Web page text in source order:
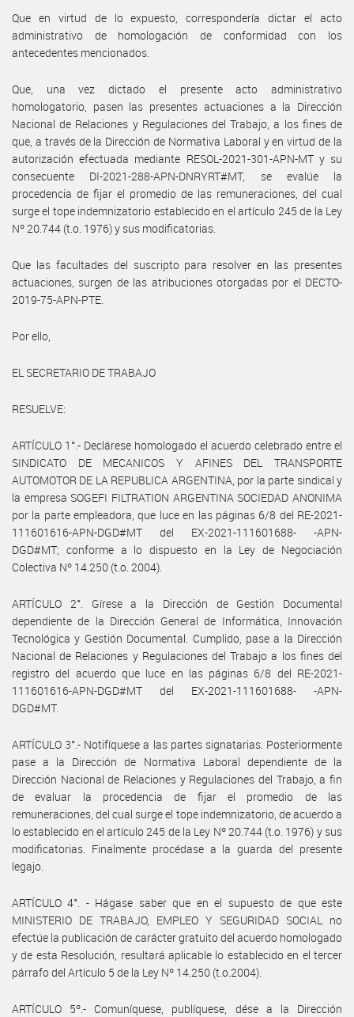
Que en virtud de lo expuesto, correspondería dictar el acto
administrativo de homologación de conformidad con los
antecedentes mencionados.
Que, una vez dictado el presente acto administrativo
homologatorio, pasen las presentes actuaciones a la Dirección
Nacional de Relaciones y Regulaciones del Trabajo, a los fines de
que, a través de la Dirección de Normativa Laboral y en virtud de la
autorización efectuada mediante RESOL-2021-301-APN-MT y su
consecuente DI-2021-288-APN-DNRYRT#MT, se evalúe la
procedencia de fijar el promedio de las remuneraciones, del cual
surge el tope indemnizatorio establecido en el artículo 245 de la Ley
Nº 20.744 (t.o. 1976) y sus modificatorias.
Que las facultades del suscripto para resolver en las presentes
actuaciones, surgen de las atribuciones otorgadas por el DECTO-
2019-75-APN-PTE.
Por ello,
EL SECRETARIO DE TRABAJO
RESUELVE:
ARTÍCULO 1°.- Declárese homologado el acuerdo celebrado entre el
SINDICATO DE MECANICOS Y AFINES DEL TRANSPORTE
AUTOMOTOR DE LA REPUBLICA ARGENTINA, por la parte sindical y
la empresa SOGEFI FILTRATION ARGENTINA SOCIEDAD ANONIMA
por la parte empleadora, que luce en las páginas 6/8 del RE-2021-
111601616-APN-DGD#MT del EX-2021-111601688- -APN-
DGD#MT; conforme a lo dispuesto en la Ley de Negociación
Colectiva Nº 14.250 (t.o. 2004).
ARTÍCULO 2°. Gírese a la Dirección de Gestión Documental
dependiente de la Dirección General de Informática, Innovación
Tecnológica y Gestión Documental. Cumplido, pase a la Dirección
Nacional de Relaciones y Regulaciones del Trabajo a los fines del
registro del acuerdo que luce en las páginas 6/8 del RE-2021-
111601616-APN-DGD#MT del EX-2021-111601688- -APN-
DGD#MT.
ARTÍCULO 3°.- Notifíquese a las partes signatarias. Posteriormente
pase a la Dirección de Normativa Laboral dependiente de la
Dirección Nacional de Relaciones y Regulaciones del Trabajo, a fin
de evaluar la procedencia de fijar el promedio de las
remuneraciones, del cual surge el tope indemnizatorio, de acuerdo a
lo establecido en el artículo 245 de la Ley Nº 20.744 (t.o. 1976) y sus
modificatorias. Finalmente procédase a la guarda del presente
legajo.
ARTÍCULO 4°. - Hágase saber que en el supuesto de que este
MINISTERIO DE TRABAJO, EMPLEO Y SEGURIDAD SOCIAL no
efectúe la publicación de carácter gratuito del acuerdo homologado
y de esta Resolución, resultará aplicable lo establecido en el tercer
párrafo del Artículo 5 de la Ley Nº 14.250 (t.o.2004).
ARTÍCULO 5º.- Comuníquese, publíquese, dése a la Dirección